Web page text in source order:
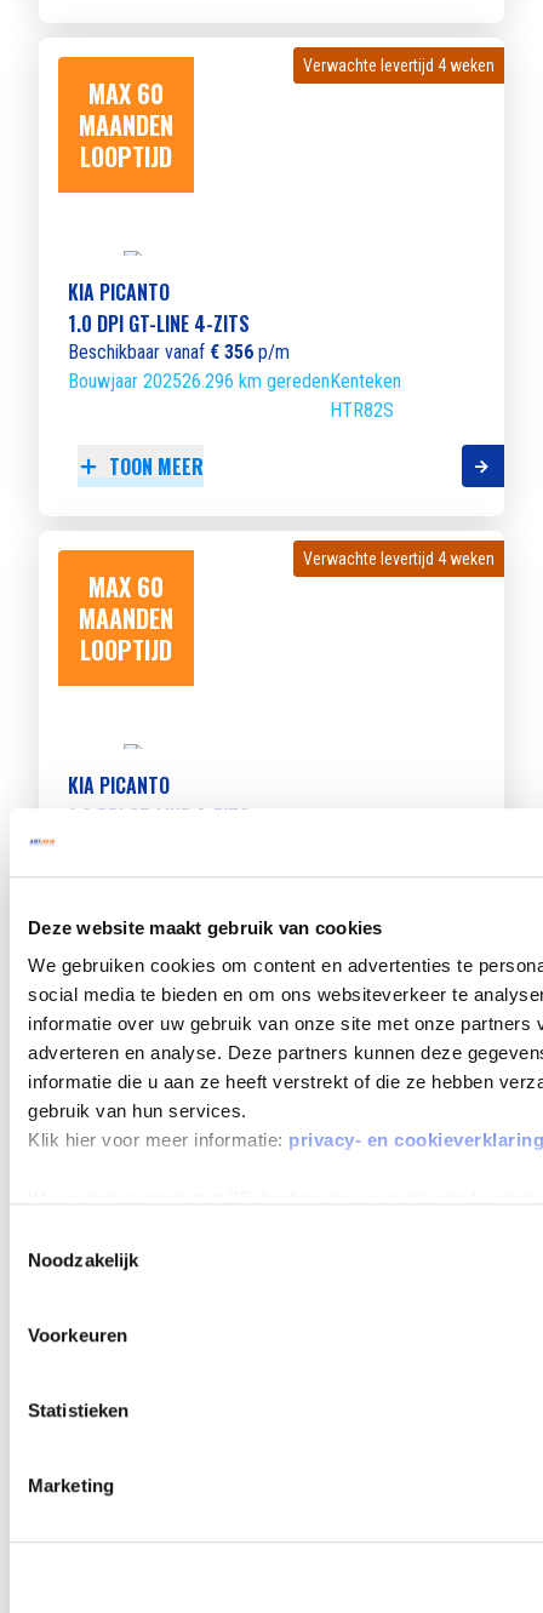
Deze website maakt gebruik van cookies
We gebruiken cookies om content en advertenties te
social media te bieden en om ons websiteverkeer te
informatie over uw gebruik van onze site met onze partners
adverteren en analyse. Deze partners kunnen deze
informatie die u aan ze heeft verstrekt of die ze hebben
gebruik van hun services.
Klik hier voor meer informatie: privacy- en cookieverklaring
Noodzakelijk
Voorkeuren
Statistieken
Marketing
MAX 60
MAANDEN
LOOPTIJD
Verwachte levertijd 4 weken
Verwachte levertijd 4 weken
KIA PICANTO
1.0 DPI GT-LINE 4-ZITS
Beschikbaar vanaf € 356 p/m
Bouwjaar 202526.296 km geredenKenteken
HTR82S
TOON MEER
MAX 60
MAANDEN
LOOPTIJD
Verwachte levertijd 4 weken
Verwachte levertijd 4 weken
KIA PICANTO
1.0 DPI GT-LINE 4-ZITS
Bouwjaar 202419.090 km geredenKenteken
TOON MEER
MAX 60
MAANDEN
LOOPTIJD
Verwachte levertijd 4 weken
Verwachte levertijd 4 weken
KIA PICANTO
Beschikbaar vanaf
Verwachte levertijd 4 weken
Verwachte levertijd 4 weken